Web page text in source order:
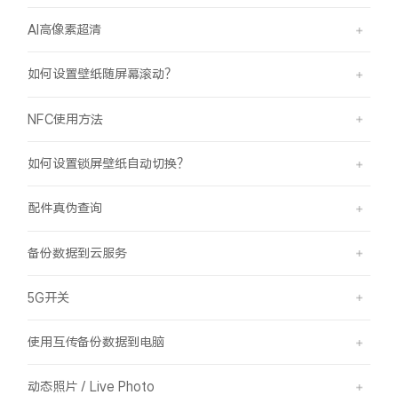
AI高像素超清
如何设置壁纸随屏幕滚动？
NFC使用方法
如何设置锁屏壁纸自动切换？
配件真伪查询
备份数据到云服务
5G开关
使用互传备份数据到电脑
动态照片 / Live Photo